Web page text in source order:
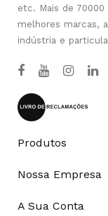
etc. Mais de
melhores marcas,
indústria e
Produtos
Nossa Empresa
A Sua Conta